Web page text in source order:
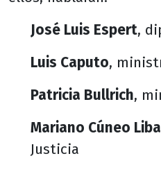
José Luis Espert,
Luis Caputo,
Patricia Bullrich,
Mariano Cúneo
Justicia